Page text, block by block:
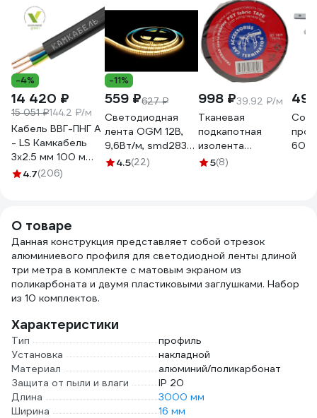
-4%
14 420 ₽
15 051 ₽144.2 ₽/м
Кабель ВВГ-ПНГ А
- LS Камкабель
3x2.5 мм 100 м
ГОСТ
4.7(206)
-11%
559 ₽627 ₽
Светодиодная
лента OGM 12В,
9,6Вт/м, smd2835,
120д/м, ip65, 7лм/
4.5(22)
998 ₽39.92 ₽/м
Тканевая
подкапотная
изолента
Terminator Izt
5(8)
О товаре
Данная конструкция представляет собой отрезок
алюминиевого профиля для светодиодной ленты длиной
три метра в комплекте с матовым экраном из
поликарбоната и двумя пластиковыми заглушками. Набор
из 10 комплектов.
Характеристики
Тип
профиль
Установка
накладной
Материал
алюминий/поликарбонат
Защита от пыли и влаги
IP 20
Длина
3000 мм
Ширина
16 мм